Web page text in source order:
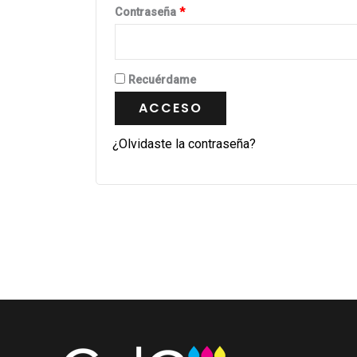
Contraseña *
Recuérdame
ACCESO
¿Olvidaste la contraseña?